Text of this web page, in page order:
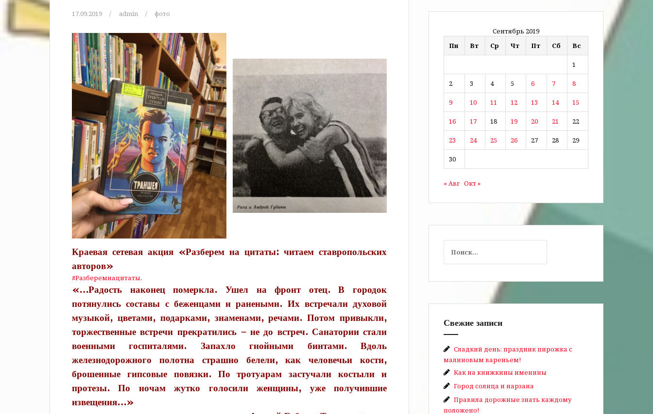
17.09.2019 admin фото
Краевая сетевая акция «Разберем на цитаты: читаем ставропольских
авторов»
#Разберемнацитаты.
«…Радость наконец померкла. Ушел на фронт отец. В городок
потянулись составы с беженцами и ранеными. Их встречали духовой
музыкой, цветами, подарками, знаменами, речами. Потом привыкли,
торжественные встречи прекратились – не до встреч. Санатории стали
военными госпиталями. Запахло гнойными бинтами. Вдоль
железнодорожного полотна страшно белели, как человечьи кости,
брошенные гипсовые повязки. По тротуарам застучали костыли и
протезы. По ночам жутко голосили женщины, уже получившие
извещения…»
Сентябрь 2019
Пн
Вт Ср Чт Пт Сб Вс
1
2 3 4 5 6 7 8
9 10 11 12 13 14 15
16 17 18 19 20 21 22
23 24 25 26 27 28 29
30
« Авг Окт »
Свежие записи
Сладкий день: праздник пирожка с
малиновым вареньем!
Как на книжкины именины
Город солнца и нарзана
Правила дорожные знать каждому
положено!